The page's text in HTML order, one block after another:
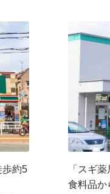
歩約5
「スギ
食料品か